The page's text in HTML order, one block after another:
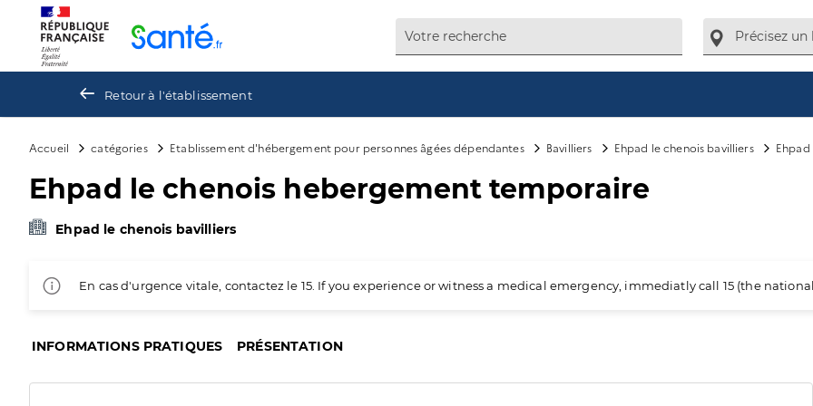
Retour à l'établissement
Accueil catégories Etablissement d'hébergement pour personnes âgées dépendantes Bavilliers Ehpad le chenois bavilliers
Ehpad le chenois hebergement temporaire
Ehpad le chenois bavilliers
En cas d'urgence vitale, contactez le 15. If you experience or witness a medical emergency, immediatly call 15 (the
INFORMATIONS PRATIQUES PRÉSENTATION
Panneau de gestion des cookies